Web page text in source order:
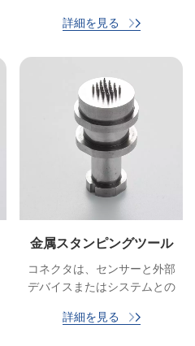
は0.002mm以内に抑えられ
詳細を見る
金属スタンピングツール
カスタムパンチダイス
コネクタは、センサーと外部
デバイスまたはシステムとの
に使用されます。
詳細を見る